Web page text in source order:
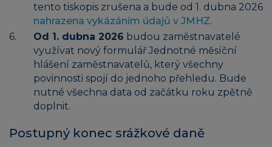
tento tiskopis zrušena a bude od 1. dubna 2026
nahrazena vykázáním údajů v JMHZ.
Od 1. dubna 2026 budou zaměstnavatelé
využívat nový formulář Jednotné měsíční
hlášení zaměstnavatelů, který všechny
povinnosti spojí do jednoho přehledu. Bude
nutné všechna data od začátku roku zpětně
doplnit.
Postupný konec srážkové daně